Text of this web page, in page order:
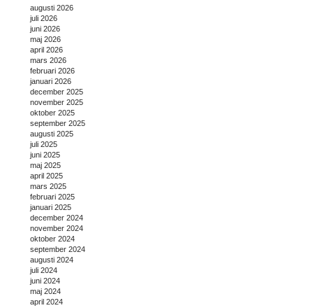
augusti 2026
juli 2026
juni 2026
maj 2026
april 2026
mars 2026
februari 2026
januari 2026
december 2025
november 2025
oktober 2025
september 2025
augusti 2025
juli 2025
juni 2025
maj 2025
april 2025
mars 2025
februari 2025
januari 2025
december 2024
november 2024
oktober 2024
september 2024
augusti 2024
juli 2024
juni 2024
maj 2024
april 2024